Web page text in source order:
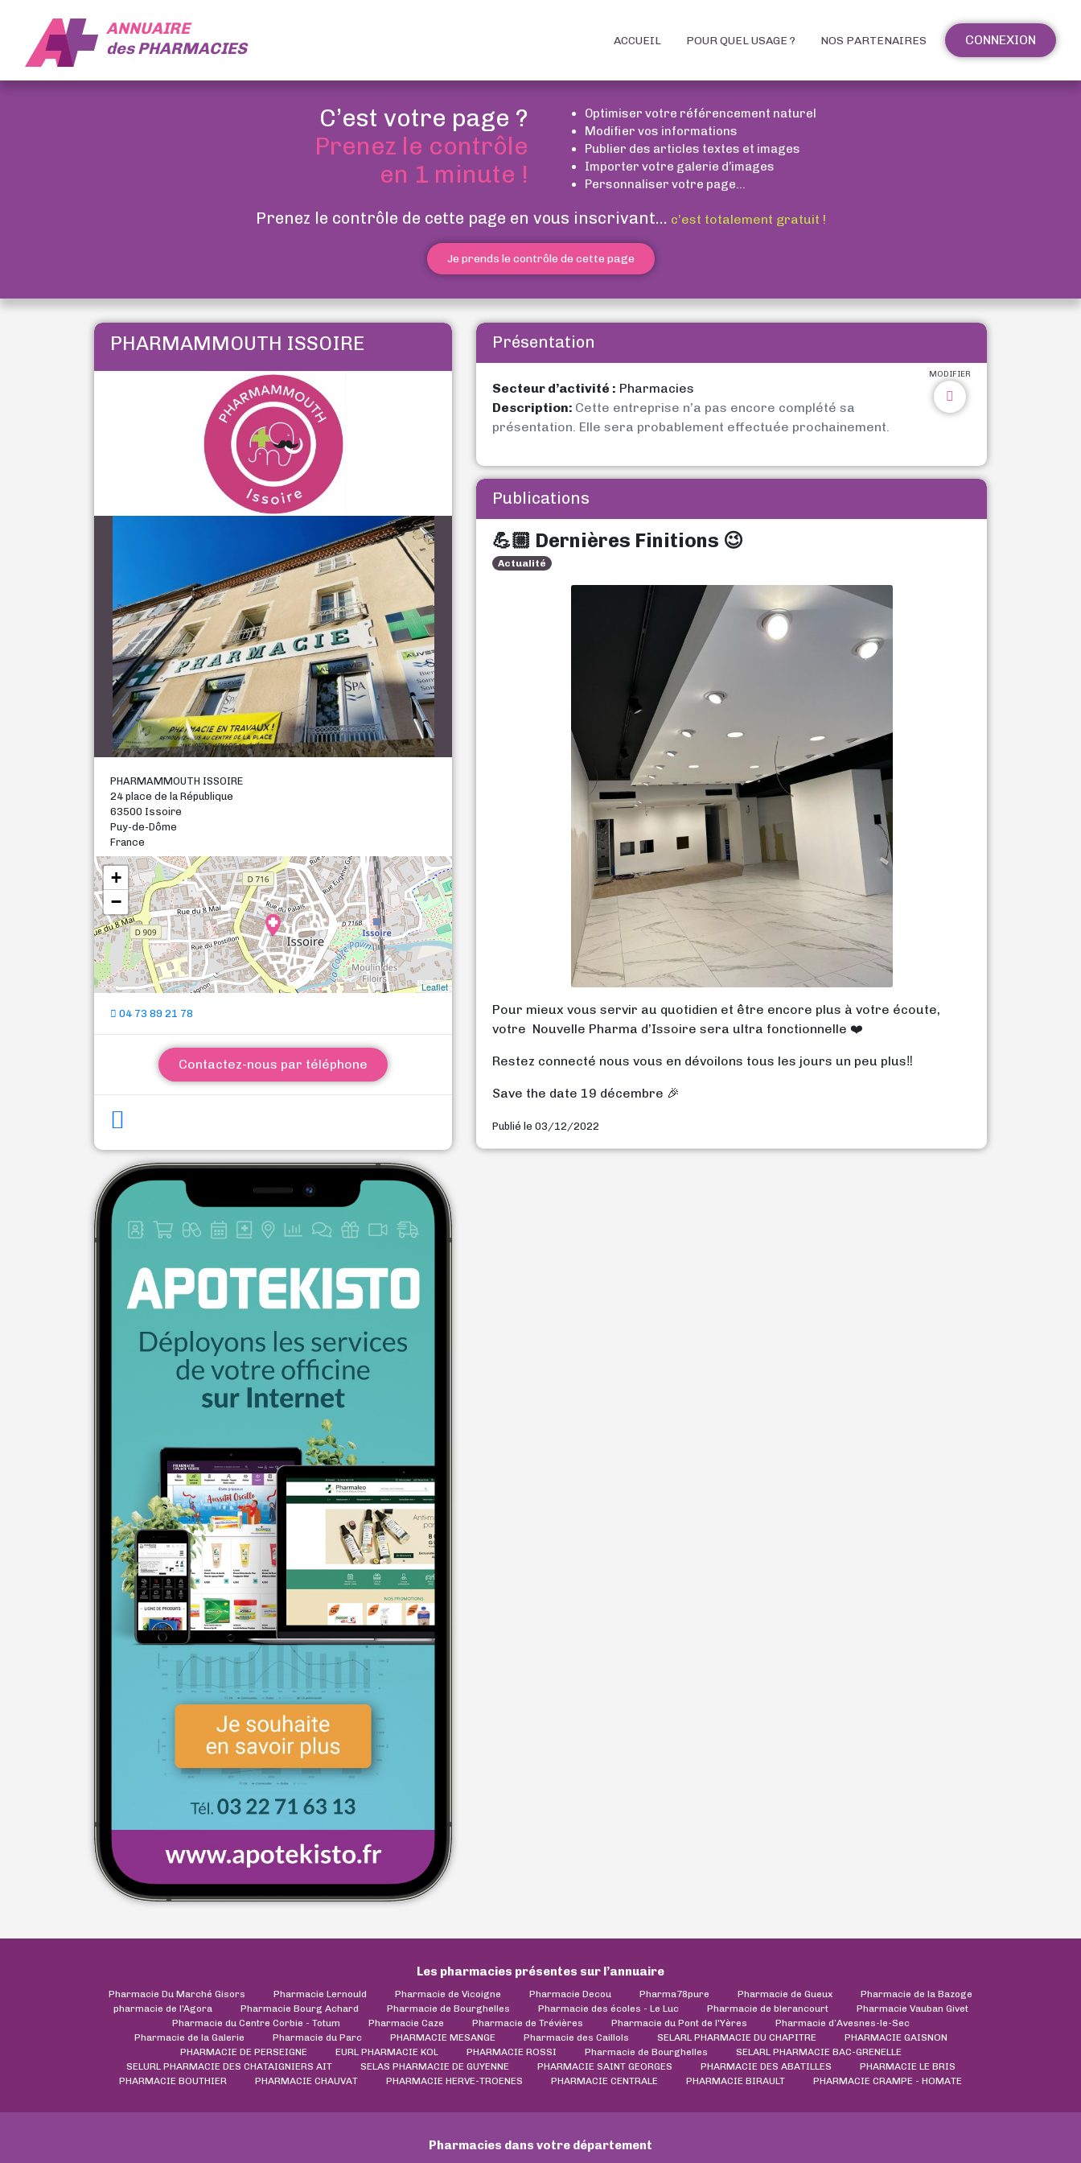
ANNUAIRE
desPHARMACIES ACCUEIL POUR QUEL USAGE ? NOS PARTENAIRES CONNEXION
C’est votre page ?
Prenez le contrôle
en 1 minute !
Optimiser votre référencement naturel
Modifier vos informations
Publier des articles textes et images
Importer votre galerie d’images
Personnaliser votre page...
Prenez le contrôle de cette page en vous inscrivant... c’est totalement gratuit !
Je prends le contrôle de cette page
PHARMAMMOUTH ISSOIRE
PHARMAMMOUTH ISSOIRE
24 place de la République
63500 Issoire
Puy-de-Dôme
France
+
−
Leaflet
04 73 89 21 78
Contactez-nous par téléphone
Présentation
MODIFIER
Secteur d’activité : Pharmacies
Description: Cette entreprise n’a pas encore complété sa
présentation. Elle sera probablement effectuée prochainement.
Publications
💪🏼 Dernières Finitions 😉
Actualité
Pour mieux vous servir au quotidien et être encore plus à votre écoute,
votre Nouvelle Pharma d’Issoire sera ultra fonctionnelle ❤️
Restez connecté nous vous en dévoilons tous les jours un peu plus‼️
Save the date 19 décembre 🎉
Publié le 03/12/2022
Les pharmacies présentes sur l’annuaire
Pharmacie Du Marché Gisors Pharmacie Lernould Pharmacie de Vicoigne Pharmacie Decou Pharma78pure Pharmacie de Gueux
Pharmacie de la Bazoge
pharmacie de l'Agora
Pharmacie Bourg Achard Pharmacie de Bourghelles Pharmacie des écoles - Le Luc Pharmacie de blerancourt
Pharmacie Vauban Givet
Pharmacie du Centre Corbie - Totum
Pharmacie Caze Pharmacie de Trévières Pharmacie du Pont de l'Yères
Pharmacie d’Avesnes-le-Sec
Pharmacie de la Galerie
Pharmacie du Parc PHARMACIE MESANGE Pharmacie des Caillols SELARL PHARMACIE DU CHAPITRE
PHARMACIE GAISNON
PHARMACIE DE PERSEIGNE
EURL PHARMACIE KOL PHARMACIE ROSSI Pharmacie de Bourghelles
SELARL PHARMACIE BAC-GRENELLE
SELURL PHARMACIE DES CHATAIGNIERS AIT
SELAS PHARMACIE DE GUYENNE PHARMACIE SAINT GEORGES PHARMACIE DES ABATILLES
PHARMACIE LE BRIS
PHARMACIE BOUTHIER
PHARMACIE CHAUVAT PHARMACIE HERVE-TROENES PHARMACIE CENTRALE PHARMACIE BIRAULT PHARMACIE CRAMPE - HOMATE
Pharmacies dans votre département